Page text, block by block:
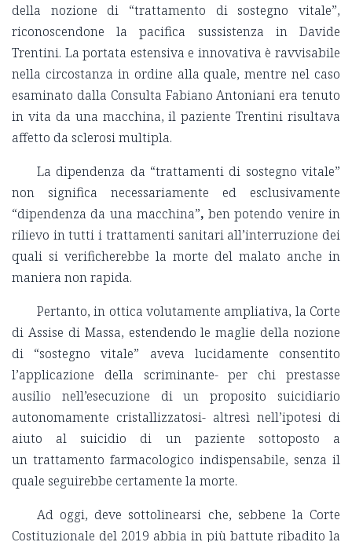
della nozione di “trattamento di sostegno vitale”,
riconoscendone la pacifica sussistenza in Davide
Trentini. La portata estensiva e innovativa è ravvisabile
nella circostanza in ordine alla quale, mentre nel caso
esaminato dalla Consulta Fabiano Antoniani era tenuto
in vita da una macchina, il paziente Trentini risultava
affetto da sclerosi multipla.
La dipendenza da “trattamenti di sostegno vitale”
non significa necessariamente ed esclusivamente
“dipendenza da una macchina”, ben potendo venire in
rilievo in tutti i trattamenti sanitari all’interruzione dei
quali si verificherebbe la morte del malato anche in
maniera non rapida.
Pertanto, in ottica volutamente ampliativa, la Corte
di Assise di Massa, estendendo le maglie della nozione
di “sostegno vitale” aveva lucidamente consentito
l’applicazione della scriminante- per chi prestasse
ausilio nell’esecuzione di un proposito suicidiario
autonomamente cristallizzatosi- altresì nell’ipotesi di
aiuto al suicidio di un paziente sottoposto a
un trattamento farmacologico indispensabile, senza il
quale seguirebbe certamente la morte.
Ad oggi, deve sottolinearsi che, sebbene la Corte
Costituzionale del 2019 abbia in più battute ribadito la